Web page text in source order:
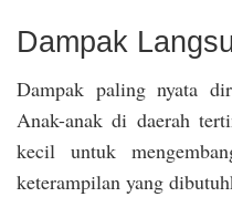
Dampak
Dampak paling nyata
Anak-anak di daerah
kecil untuk
keterampilan yang